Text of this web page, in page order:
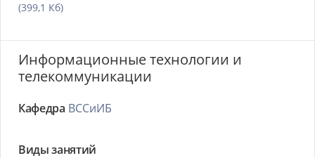
(399,1 Кб)
Информационные технологии и
телекоммуникации
Кафедра ВССиИБ
Виды занятий